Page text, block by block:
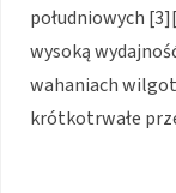
południowych
wysoką
wahaniach
krótkotrwałe